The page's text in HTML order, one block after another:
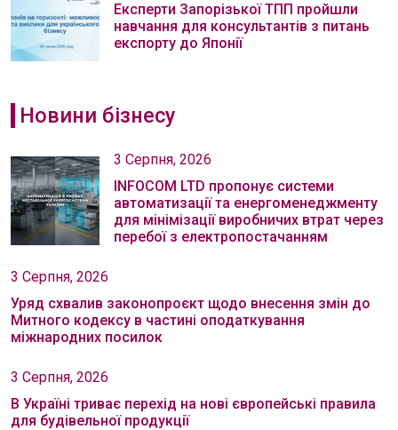
Експерти Запорізької ТПП пройшли
навчання для консультантів з питань
експорту до Японії
Новини бізнесу
3 Серпня, 2026
INFOCOM LTD пропонує системи
автоматизації та енергоменеджменту
для мінімізації виробничих втрат через
перебої з електропостачанням
3 Серпня, 2026
Уряд схвалив законопроєкт щодо внесення змін до
Митного кодексу в частині оподаткування
міжнародних посилок
3 Серпня, 2026
В Україні триває перехід на нові європейські правила
для будівельної продукції